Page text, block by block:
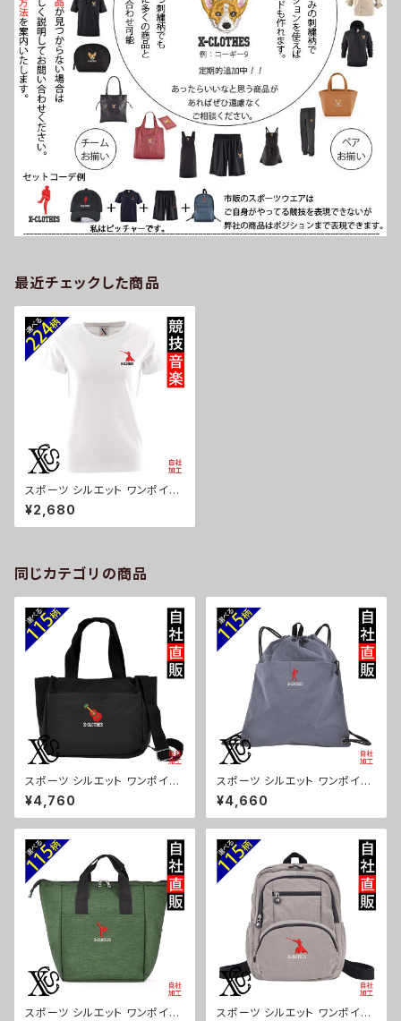
最近チェックした商品
スポーツ シルエット ワンポイン
ト 刺繍 5.6oz オリジナル 半袖
Tシャツ レディース ロゴ おしゃ
れ tシャツ 無地 カットソー 和柄
グッズ 文字 面白い おもしろ 卒
団 記念品 部活 卒業 ori-aw-t
st2-g08-s
¥2,680
同じカテゴリの商品
スポーツ シルエット ワンポイン
ト 刺繍トート ショルダーバッグ
カジュアル 軽量 レディース メン
ズ 雑貨 グッズ 自社ブランド 柄
バスケ テニス 和太鼓 大相撲 or
i-a-bg181-b08-s
¥4,760
スポーツ シルエット ワンポイン
ト 刺繍撥水 ナイロン ナップサッ
ク メンズ 大容量 ジム サブバッ
グ レディース 雑貨 グッズ 自社
野球 サッカー バスケ テニス 和
太鼓 大相撲 ori-a-bg180-b0
8-s
¥4,660
スポーツ シルエット ワンポイン
スポーツ シルエット ワンポイン